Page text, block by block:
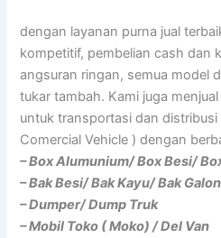
dengan layanan purna jual
kompetitif, pembelian cash dan
angsuran ringan, semua model
tukar tambah. Kami juga
untuk transportasi dan
Comercial Vehicle ) dengan
– Box Alumunium/ Box Besi/
– Bak Besi/ Bak Kayu/ Bak Galon
– Dumper/ Dump Truk
– Mobil Toko ( Moko) / Del Van